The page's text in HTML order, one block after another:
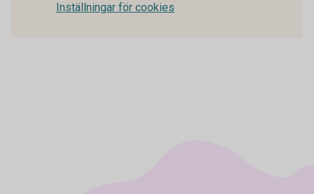
Inställningar för cookies